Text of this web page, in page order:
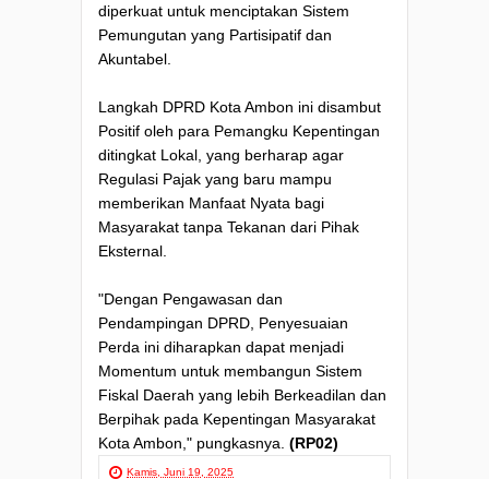
diperkuat untuk menciptakan Sistem
Pemungutan yang Partisipatif dan
Akuntabel.
Langkah DPRD Kota Ambon ini disambut
Positif oleh para Pemangku Kepentingan
ditingkat Lokal, yang berharap agar
Regulasi Pajak yang baru mampu
memberikan Manfaat Nyata bagi
Masyarakat tanpa Tekanan dari Pihak
Eksternal.
"Dengan Pengawasan dan
Pendampingan DPRD, Penyesuaian
Perda ini diharapkan dapat menjadi
Momentum untuk membangun Sistem
Fiskal Daerah yang lebih Berkeadilan dan
Berpihak pada Kepentingan Masyarakat
Kota Ambon," pungkasnya. (RP02)
Kamis, Juni 19, 2025